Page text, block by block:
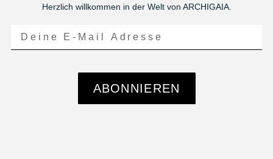
Herzlich willkommen in der Welt von ARCHIGAIA.
ABONNIEREN